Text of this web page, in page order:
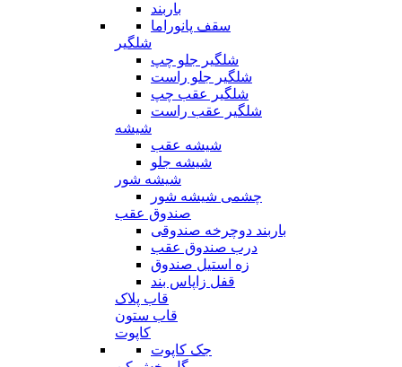
باربند
سقف پانوراما
شلگیر
شلگیر جلو چپ
شلگیر جلو راست
شلگیر عقب چپ
شلگیر عقب راست
شیشه
شیشه عقب
شیشه جلو
شیشه شور
چشمی شیشه شور
صندوق عقب
باربند دوچرخه صندوقی
درب صندوق عقب
زه استیل صندوق
قفل زاپاس بند
قاب پلاک
قاب ستون
کاپوت
جک کاپوت